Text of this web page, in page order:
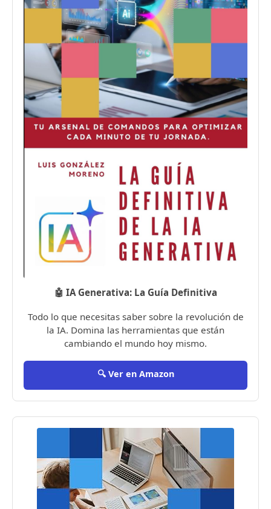
🤖 IA Generativa: La Guía Definitiva
Todo lo que necesitas saber sobre la revolución de
la IA. Domina las herramientas que están
cambiando el mundo hoy mismo.
🔍 Ver en Amazon